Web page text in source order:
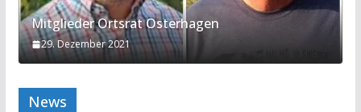
Mitglieder Ortsrat Osterhagen
29. Dezember 2021
News